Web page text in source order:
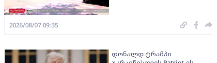
2026/08/07 09:35
დონალდ ტრამპი